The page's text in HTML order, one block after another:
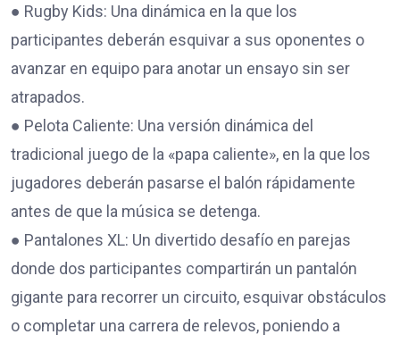
● Rugby Kids: Una dinámica en la que los
participantes deberán esquivar a sus oponentes o
avanzar en equipo para anotar un ensayo sin ser
atrapados.
● Pelota Caliente: Una versión dinámica del
tradicional juego de la «papa caliente», en la que los
jugadores deberán pasarse el balón rápidamente
antes de que la música se detenga.
● Pantalones XL: Un divertido desafío en parejas
donde dos participantes compartirán un pantalón
gigante para recorrer un circuito, esquivar obstáculos
o completar una carrera de relevos, poniendo a